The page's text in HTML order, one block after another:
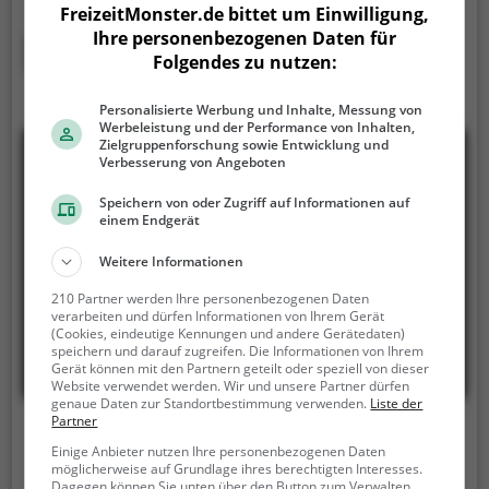
Kindergeburtstag oder einfach mit Freunden ist das
Grömitzer Welle genau die richtige Adresse.
Mehr erfahren
Campusbad Flensburg
Osttangente, 24943 Flensburg
FreizeitMonster.de bittet um Einwilligung,
Ihre personenbezogenen Daten für
Folgendes zu nutzen:
Personalisierte Werbung und Inhalte, Messung von
Werbeleistung und der Performance von Inhalten,
Zielgruppenforschung sowie Entwicklung und
Verbesserung von Angeboten
Speichern von oder Zugriff auf Informationen auf
einem Endgerät
Weitere Informationen
210 Partner werden Ihre personenbezogenen Daten
verarbeiten und dürfen Informationen von Ihrem Gerät
(Cookies, eindeutige Kennungen und andere Gerätedaten)
speichern und darauf zugreifen. Die Informationen von Ihrem
Gerät können mit den Partnern geteilt oder speziell von dieser
Website verwendet werden. Wir und unsere Partner dürfen
genaue Daten zur Standortbestimmung verwenden. Liste der
Partner
Einige Anbieter nutzen Ihre personenbezogenen Daten
möglicherweise auf Grundlage ihres berechtigten Interesses.